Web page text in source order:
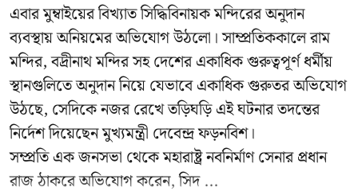
এবার মুম্বাইয়ের বিখ্যাত সিদ্ধিবিনায়ক মন্দিরের অনুদান
ব্যবস্থায় অনিয়মের অভিযোগ উঠলো। সাম্প্রতিককালে রাম
মন্দির, বদ্রীনাথ মন্দির সহ দেশের একাধিক গুরুত্বপূর্ণ ধর্মীয়
স্থানগুলিতে অনুদান নিয়ে যেভাবে একাধিক গুরুতর অভিযোগ
উঠছে, সেদিকে নজর রেখে তড়িঘড়ি এই ঘটনার তদন্তের
নির্দেশ দিয়েছেন মুখ্যমন্ত্রী দেবেন্দ্র ফড়নবিশ।
সম্প্রতি এক জনসভা থেকে মহারাষ্ট্র নবনির্মাণ সেনার প্রধান
রাজ ঠাকরে অভিযোগ করেন, সিদ ...